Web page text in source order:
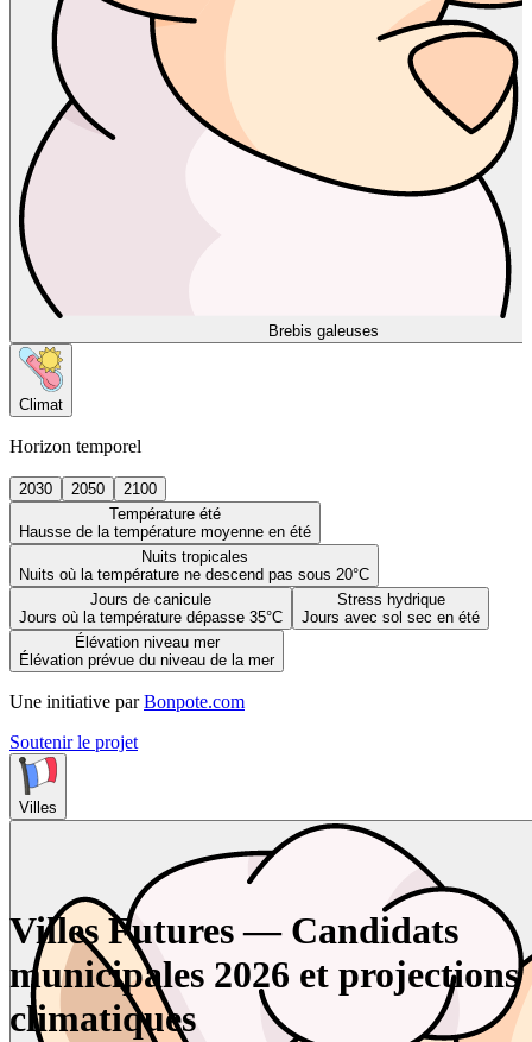
Brebis galeuses
Climat
Horizon temporel
2030 2050
2100
Température été
Hausse de la température moyenne en été
Nuits tropicales
Nuits où la température ne descend pas sous 20°C
Jours de canicule
Jours où la température dépasse 35°C
Stress hydrique
Jours avec sol sec en été
Élévation niveau mer
Élévation prévue du niveau de la mer
Une initiative par Bonpote.com
Soutenir le projet
Villes
Villes Futures — Candidats
municipales 2026 et projections
climatiques